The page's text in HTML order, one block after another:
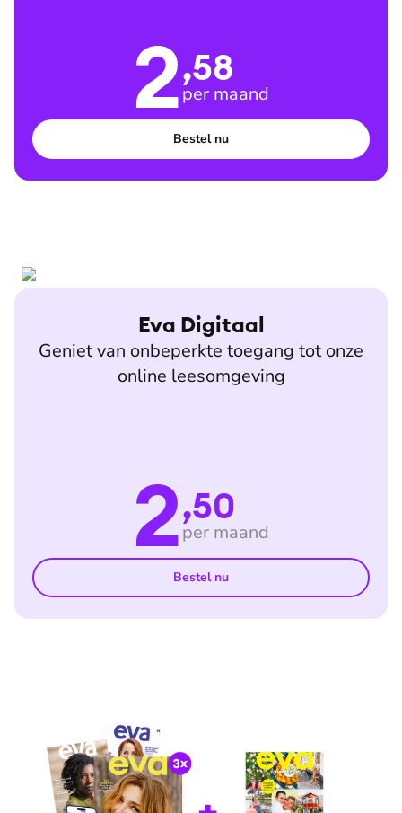
2,58
per maand
Bestel nu
Eva Digitaal
Geniet van onbeperkte toegang tot onze
online leesomgeving
2,50
per maand
Bestel nu